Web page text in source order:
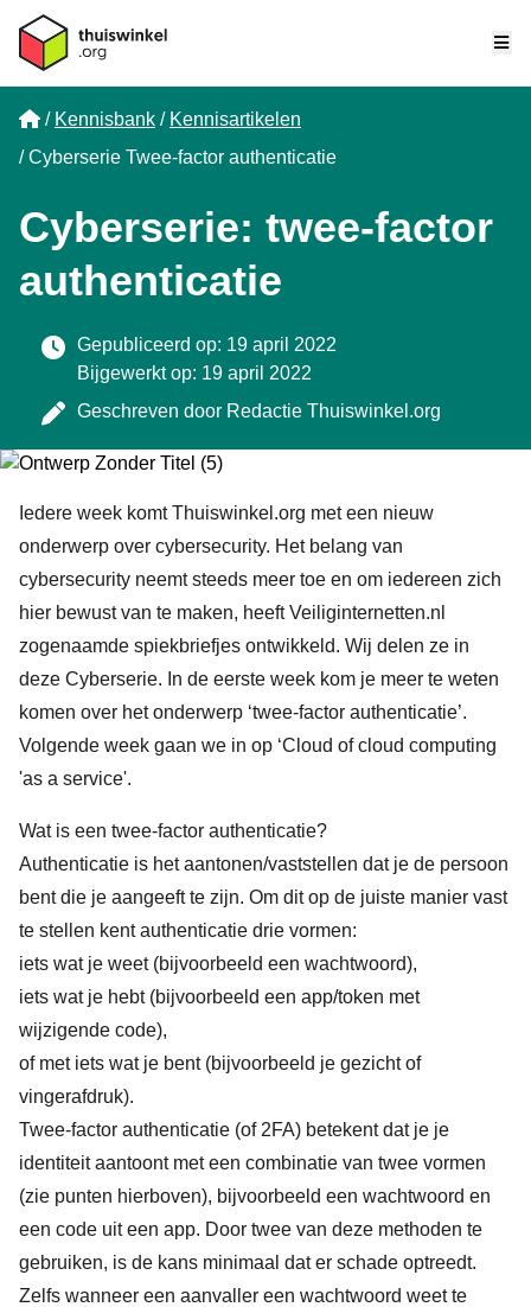
Home
Kennisbank
Kennisartikelen
Cyberserie Twee-factor authenticatie
Cyberserie: twee-factor
authenticatie
Gepubliceerd op: 19 april 2022
Bijgewerkt op: 19 april 2022
Geschreven door Redactie Thuiswinkel.org
Iedere week komt Thuiswinkel.org met een nieuw
onderwerp over cybersecurity. Het belang van
cybersecurity neemt steeds meer toe en om iedereen zich
hier bewust van te maken, heeftVeiliginternetten.nl
zogenaamde spiekbriefjes ontwikkeld. Wij delen ze in
deze Cyberserie. In de eerste week kom je meer te weten
komen over het onderwerp ‘twee-factor authenticatie’.
Volgende week gaan we in op ‘Cloud of cloud computing
'as a service'.
Wat is een twee-factor authenticatie?
Authenticatie is het aantonen/vaststellen dat je de persoon
bent die je aangeeft te zijn. Om dit op de juiste manier vast
te stellen kent authenticatie drie vormen:
iets wat je weet (bijvoorbeeld een wachtwoord),
iets wat je hebt (bijvoorbeeld een app/token met
wijzigende code),
of met iets wat je bent (bijvoorbeeld je gezicht of
vingerafdruk).
Twee-factor authenticatie (of 2FA) betekent dat je je
identiteit aantoont met een combinatie van twee vormen
(zie punten hierboven), bijvoorbeeld een wachtwoord en
een code uit een app. Door twee van deze methoden te
gebruiken, is de kans minimaal dat er schade optreedt.
Zelfs wanneer een aanvaller een wachtwoord weet te